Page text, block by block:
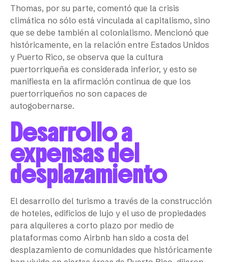
Thomas, por su parte, comentó que la crisis
climática no sólo está vinculada al capitalismo, sino
que se debe también al colonialismo. Mencionó que
históricamente, en la relación entre Estados Unidos
y Puerto Rico, se observa que la cultura
puertorriqueña es considerada inferior, y esto se
manifiesta en la afirmación continua de que los
puertorriqueños no son capaces de
autogobernarse.
Desarrollo a
expensas del
desplazamiento
El desarrollo del turismo a través de la construcción
de hoteles, edificios de lujo y el uso de propiedades
para alquileres a corto plazo por medio de
plataformas como Airbnb han sido a costa del
desplazamiento de comunidades que históricamente